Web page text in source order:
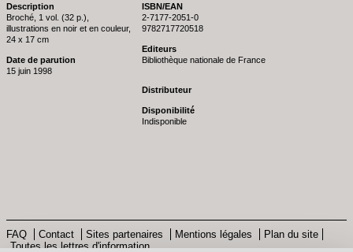
Description
Broché, 1 vol. (32 p.),
illustrations en noir et en couleur,
24 x 17 cm
Date de parution
15 juin 1998
ISBN/EAN
2-7177-2051-0
9782717720518
Editeurs
Bibliothèque nationale de France
Distributeur
Disponibilité
Indisponible
FAQ Contact Sites partenaires Mentions légales
Plan du site
Toutes les lettres d'information